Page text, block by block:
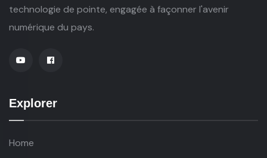
technologie de pointe, engagée à façonner l'avenir
numérique du pays.
Explorer
Home